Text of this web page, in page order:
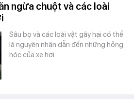
ngừa chuột và các loài
Sâu bọ và các loài vật gây hại có thể
là nguyên nhân dẫn đến những hỏng
hóc của xe hơi.